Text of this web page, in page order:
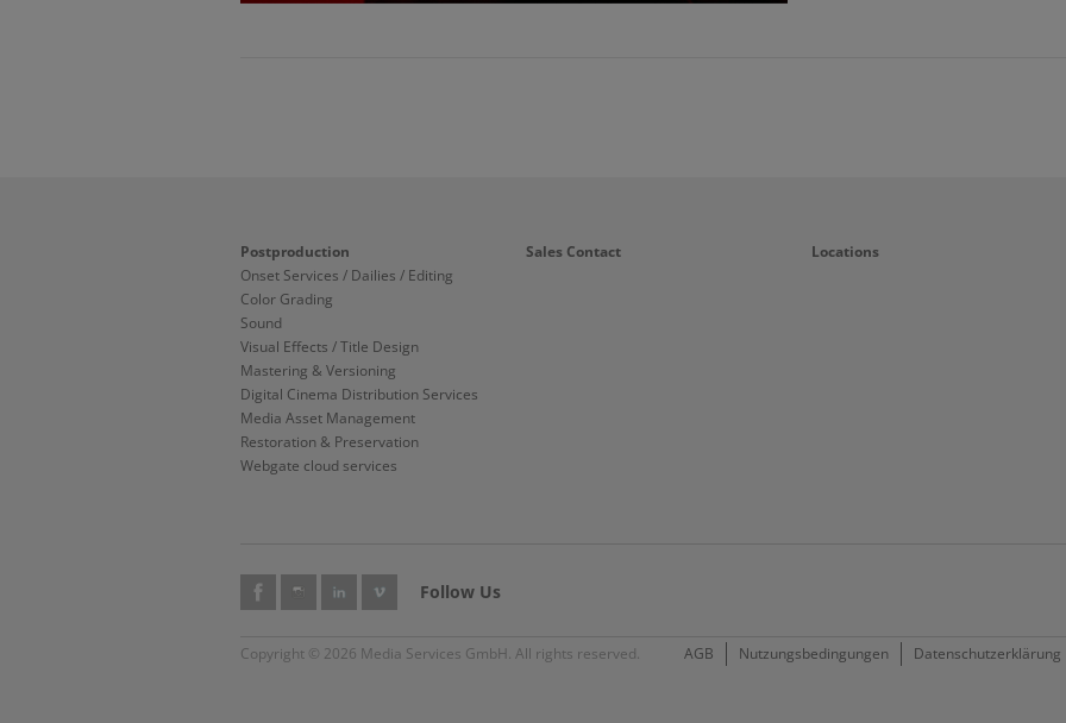
Postproduction
Onset Services / Dailies / Editing
Color Grading
Sound
Visual Effects / Title Design
Mastering & Versioning
Digital Cinema Distribution Services
Media Asset Management
Restoration & Preservation
Webgate cloud services
Sales Contact Locations
Follow Us
AGB Nutzungsbedingungen Datenschutzerklärung
Copyright © 2026 Media Services GmbH. All rights reserved.